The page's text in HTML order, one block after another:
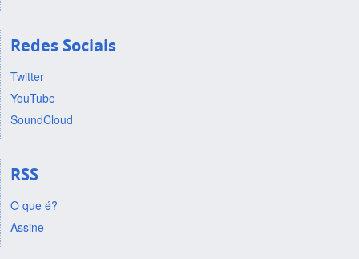
Redes Sociais
Twitter
YouTube
SoundCloud
RSS
O que é?
Assine